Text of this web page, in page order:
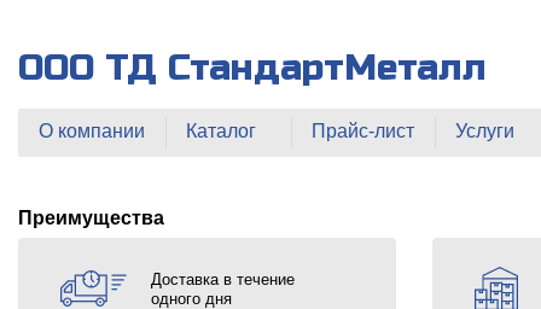
ООО ТД СтандартМеталл
О компании Каталог Прайс-лист Услуги
Преимущества
Доставка в течение
одного дня